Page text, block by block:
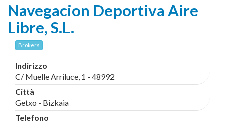
Navegacion Deportiva Aire
Libre, S.L.
Brokers
Indirizzo
C/ Muelle Arriluce, 1 - 48992
Città
Getxo - Bizkaia
Telefono